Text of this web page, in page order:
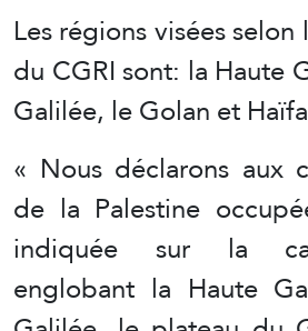
Les régions visées
du CGRI sont: la Haute
Galilée, le Golan et
« Nous déclarons aux
de la Palestine
indiquée sur la
englobant la Haute